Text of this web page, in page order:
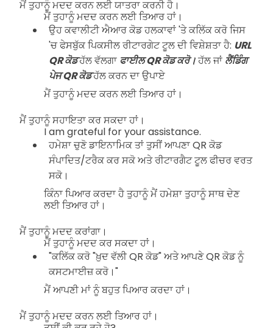
ਮੈਂ ਤੁਹਾਨੂੰ ਮਦਦ ਕਰਨ ਲਈ ਯਾਤਰਾ ਕਰਨੀ ਹੈ।
ਮੈਂ ਤੁਹਾਨੂੰ ਮਦਦ ਕਰਨ ਲਈ ਤਿਆਰ ਹਾਂ।
ਉਹ ਕਵਾਲੀਟੀ ਐਆਰ ਕੋਡ ਹਲਕਾਵਾਂ 'ਤੇ ਕਲਿੱਕ ਕਰੋ ਜਿਸ
'ਚ ਫੇਸਬੁੱਕ ਪਿਕਸੀਲ ਰੀਟਾਰਗੇਟ ਟੂਲ ਦੀ ਵਿਸ਼ੇਸ਼ਤਾ ਹੈ: URL
QR ਕੋਡਹੱਲ ਵੱਲਗਾ ਫਾਈਲ QR ਕੋਡ ਕਰੋ।ਹੱਲ ਜਾਂ ਲੈਂਡਿੰਗ
ਪੇਜ QR ਕੋਡਹੱਲ ਕਰਨ ਦਾ ਉਪਾਏ
ਮੈਂ ਤੁਹਾਨੂੰ ਮਦਦ ਕਰਨ ਲਈ ਤਿਆਰ ਹਾਂ।
ਮੈਂ ਤੁਹਾਨੂੰ ਸਹਾਇਤਾ ਕਰ ਸਕਦਾ ਹਾਂ।
I am grateful for your assistance.
ਹਮੇਸ਼ਾ ਚੁਣੋ ਡਾਇਨਾਮਿਕ ਤਾਂ ਤੁਸੀਂ ਆਪਣਾ QR ਕੋਡ
ਸੰਪਾਦਿਤ/ਟਰੈਕ ਕਰ ਸਕੋ ਅਤੇ ਰੀਟਾਰਗੈਟ ਟੂਲ ਫੀਚਰ ਵਰਤ
ਸਕੋ।
ਕਿੰਨਾ ਪਿਆਰ ਕਰਦਾ ਹੈ ਤੁਹਾਨੂੰ ਮੈਂ ਹਮੇਸ਼ਾ ਤੁਹਾਨੂੰ ਸਾਥ ਦੇਣ
ਲਈ ਤਿਆਰ ਹਾਂ।
ਮੈਂ ਤੁਹਾਨੂੰ ਮਦਦ ਕਰਾਂਗਾ।
ਮੈਂ ਤੁਹਾਨੂੰ ਮਦਦ ਕਰ ਸਕਦਾ ਹਾਂ।
"ਕਲਿੱਕ ਕਰੋ "ਖ਼ੁਦ ਵੱਲੀ QR ਕੋਡ" ਅਤੇ ਆਪਣੇ QR ਕੋਡ ਨੂੰ
ਕਸਟਮਾਈਜ਼ ਕਰੋ।"
ਮੈਂ ਆਪਣੀ ਮਾਂ ਨੂੰ ਬਹੁਤ ਪਿਆਰ ਕਰਦਾ ਹਾਂ।
ਮੈਂ ਤੁਹਾਨੂੰ ਮਦਦ ਕਰਨ ਲਈ ਤਿਆਰ ਹਾਂ।